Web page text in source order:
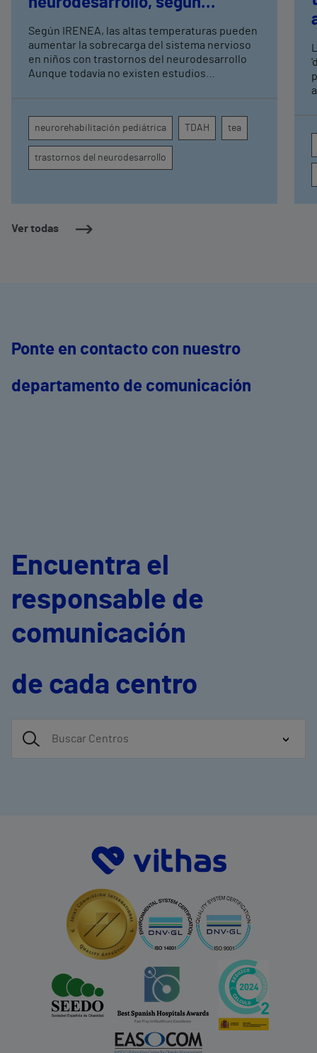
Ver todas
expertos en
neurorrehabilitación
pediátrica de Vithas
Según IRENEA, las altas temperaturas pueden
aumentar la sobrecarga del sistema nervioso
en niños con trastornos del neurodesarrollo
Aunque todavía no existen estudios
atención, la regulación emocional y la
conducta
neurorehabilitación pediátrica TDAH tea
trastornos del neurodesarrollo
Ponte en contacto con nuestro
departamento de comunicación
Encuentra el
responsable de
comunicación
de cada centro